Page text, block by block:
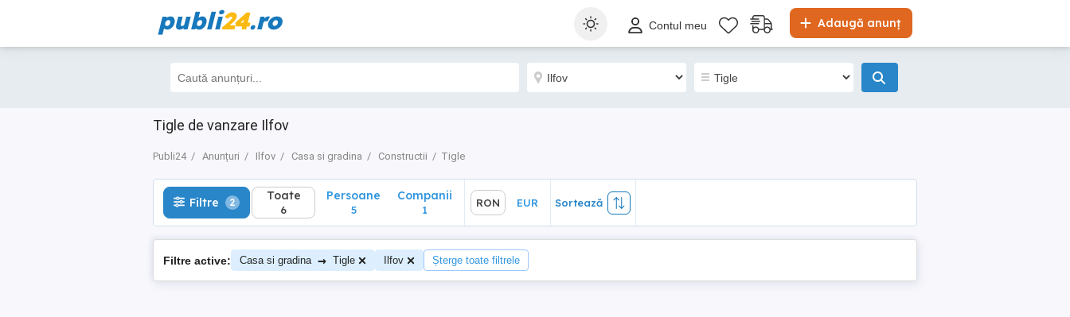
publi24.ro Adaugă anunț
Contul meu
Tigle de vanzare Ilfov
Publi24 Anunțuri Ilfov Casa si gradina Constructii Tigle
Filtre 2 Toate
6
Sortează
Filtre 2 Toate
6
Persoane
5
Companii
1
RON EUR Sortează
Filtre active: Casa si gradina → Tigle Ilfov Șterge toate filtrele